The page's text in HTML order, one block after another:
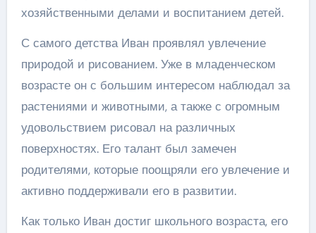
хозяйственными делами и воспитанием детей.
С самого детства Иван проявлял увлечение
природой и рисованием. Уже в младенческом
возрасте он с большим интересом наблюдал за
растениями и животными, а также с огромным
удовольствием рисовал на различных
поверхностях. Его талант был замечен
родителями, которые поощряли его увлечение и
активно поддерживали его в развитии.
Как только Иван достиг школьного возраста, его